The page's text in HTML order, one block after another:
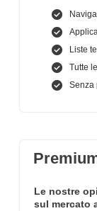
Liste
Tutte
Senza
Le nostre
sul mercato